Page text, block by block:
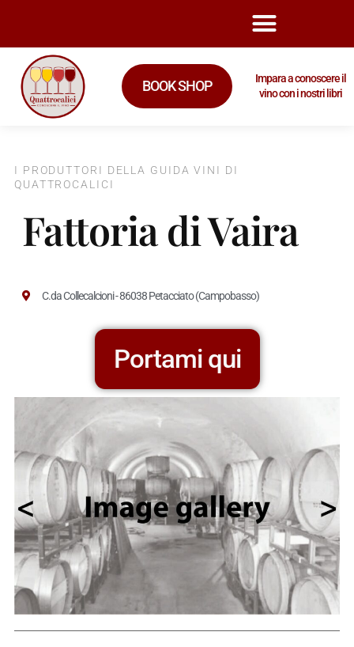
BOOK SHOP
Impara a conoscere il
vino con i nostri libri
I PRODUTTORI DELLA GUIDA VINI DI
QUATTROCALICI
Fattoria di Vaira
C.da Collecalcioni - 86038 Petacciato (Campobasso)
Portami qui